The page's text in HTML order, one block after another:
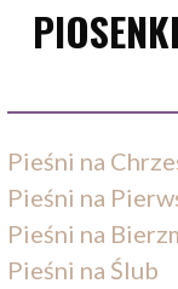
Pieśni na
Pieśni na
Pieśni na
Pieśni na Ślub